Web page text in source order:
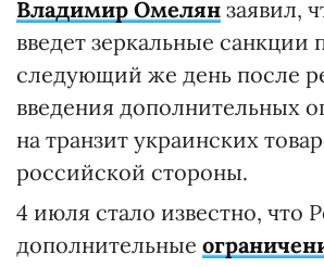
Владимир Омелян заявил,
введет зеркальные санкции
следующий же день после
введения дополнительных
на транзит украинских
российской стороны.
4 июля стало известно, что
дополнительные